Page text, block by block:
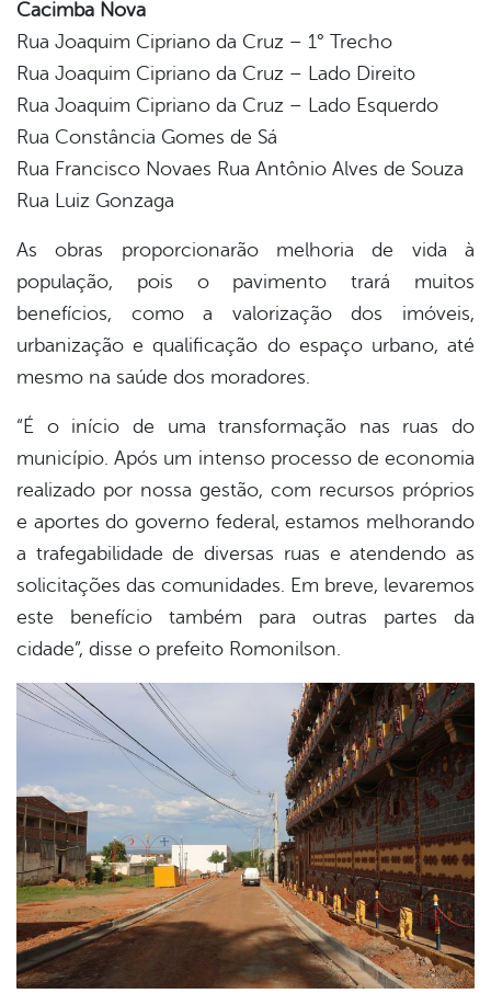
Cacimba Nova
Rua Joaquim Cipriano da Cruz – 1° Trecho
Rua Joaquim Cipriano da Cruz – Lado Direito
Rua Joaquim Cipriano da Cruz – Lado Esquerdo
Rua Constância Gomes de Sá
Rua Francisco Novaes Rua Antônio Alves de Souza
Rua Luiz Gonzaga
As obras proporcionarão melhoria de vida à
população, pois o pavimento trará muitos
benefícios, como a valorização dos imóveis,
urbanização e qualificação do espaço urbano, até
mesmo na saúde dos moradores.
“É o início de uma transformação nas ruas do
município. Após um intenso processo de economia
realizado por nossa gestão, com recursos próprios
e aportes do governo federal, estamos melhorando
a trafegabilidade de diversas ruas e atendendo as
solicitações das comunidades. Em breve, levaremos
este benefício também para outras partes da
cidade”, disse o prefeito Romonilson.